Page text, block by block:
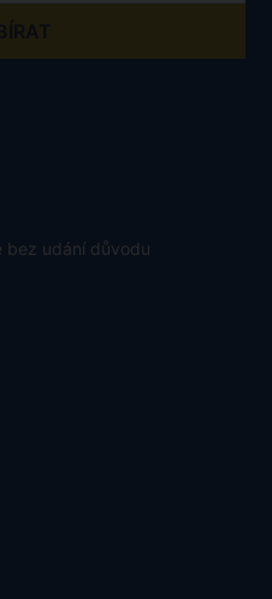
bez udání důvodu